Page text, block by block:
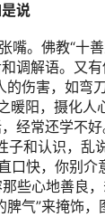
说
嘴。佛教“十
调解语。又
伤害，如弯
阳，摄化人
经常还学不
和认识，乱
口快，你别介
些心地善良
气”来掩饰